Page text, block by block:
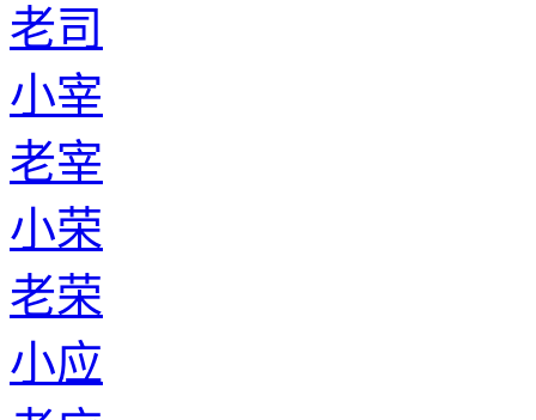
老司
小宰
老宰
小荣
老荣
小应